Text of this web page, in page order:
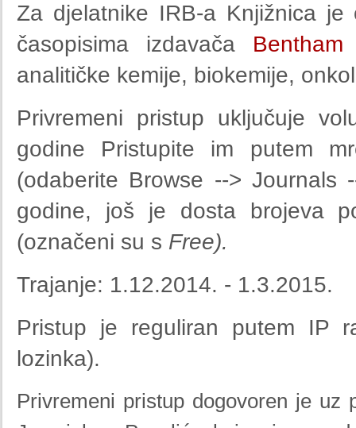
Za djelatnike IRB-a Knjižnica je
časopisima izdavača
analitičke kemije, biokemije,
Privremeni pristup uključuje
godine Pristupite im putem
(odaberite Browse -->
godine, još je dosta brojeva
(označeni su s Free).
Trajanje: 1.12.2014. - 1.3.2015.
Pristup je reguliran putem IP
lozinka).
Privremeni pristup dogovoren je